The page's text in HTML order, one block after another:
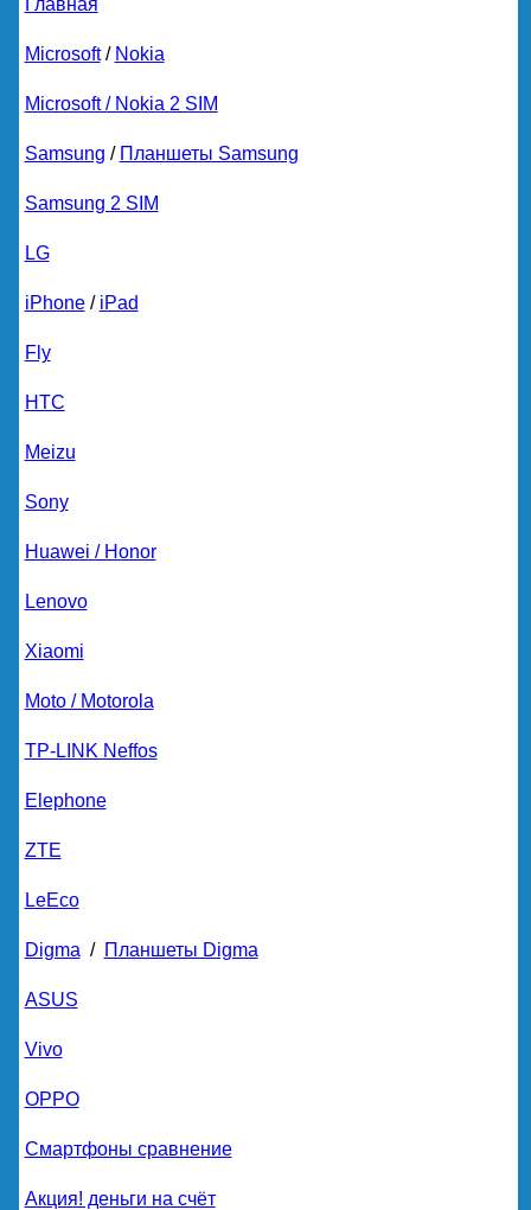
Главная
Microsoft/ Nokia
Microsoft / Nokia 2 SIM
Samsung / Планшеты Samsung
Samsung 2 SIM
LG
iPhone/ iPad
Fly
HTC
Meizu
Sony
Huawei / Honor
Lenovo
Xiaomi
Moto / Motorola
TP-LINK Neffos
Elephone
ZTE
LeEco
Digma / Планшеты Digma
ASUS
Vivo
OPPO
Смартфоны сравнение
Акция! деньги на счёт